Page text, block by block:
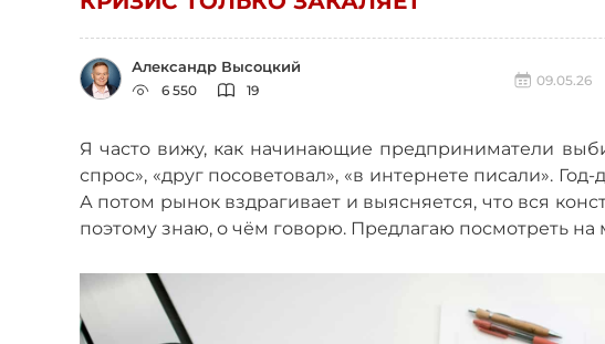
Александр Высоцкий
6 550 19
09.05.26
Я часто вижу, как начинающие предприниматели
спрос», «друг посоветовал», «в интернете писали».
А потом рынок вздрагивает и выясняется, что вся
поэтому знаю, о чём говорю. Предлагаю посмотреть